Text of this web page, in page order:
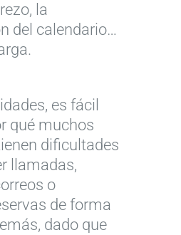
la
del calendario…
es fácil
qué muchos
dificultades
llamadas,
o
de forma
dado que